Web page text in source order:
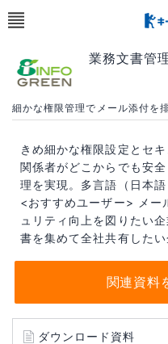
業務文書管
細かな権限管理でメール添付を
きめ細かな権限設定とセ
関係者がどこからでも安
理を実現。多言語（日本
<おすすめユーザー> メー
ュリティ向上を図りたい
書を集めて全社共有したい
関連資料
ダウンロード資料